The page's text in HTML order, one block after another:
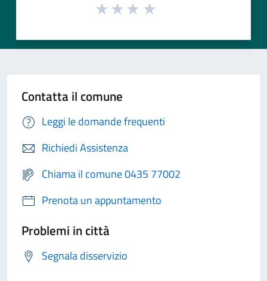
Contatta il comune
Leggi le domande frequenti
Richiedi Assistenza
Chiama il comune 0435 77002
Prenota un appuntamento
Problemi in città
Segnala disservizio